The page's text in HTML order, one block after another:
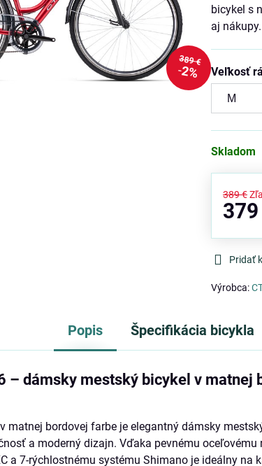
389 €
2%
bicykel s
aj nákupy.
Veľkosť
Skladom
389 €
Pridať
Výrobca:
Popis Špecifikácia bicykla
– dámsky mestský bicykel v matnej
v matnej bordovej farbe je elegantný dámsky
a moderný dizajn. Vďaka pevnému oceľovému
a 7-rýchlostnému systému Shimano je ideálny na